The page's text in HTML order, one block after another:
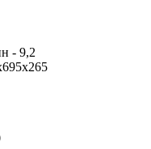
- 9,2